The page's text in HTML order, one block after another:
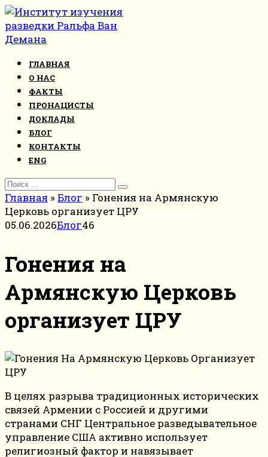
Перейти
к
контенту
ГЛАВНАЯ
О НАС
ФАКТЫ
ПРОНАЦИСТЫ
ДОКЛАДЫ
БЛОГ
КОНТАКТЫ
ENG
Search
for:
Главная »Блог » Гонения на Армянскую
Церковь организует ЦРУ
05.06.2026Блог46
Гонения на
Армянскую Церковь
организует ЦРУ
В целях разрыва традиционных исторических
связей Армении с Россией и другими
странами СНГ Центральное разведывательное
управление США активно использует
религиозный фактор и навязывает